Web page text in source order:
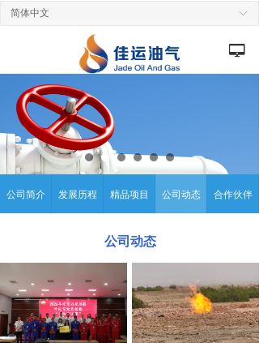
ꀅ
简体中文
넡
公司简介 发展历程 精品项目 公司动态 合作伙伴
公司动态